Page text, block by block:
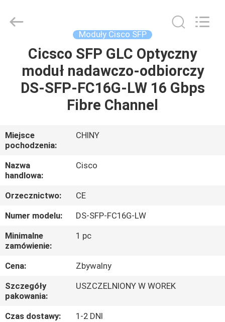
DOMU
PRODUKTY
FILMY
O
NAS
WYCIECZKA
PO
FABRYCE
KONTROLA
JAKOŚCI
Moduły Cisco SFP
Cicsco SFP GLC Optyczny
moduł nadawczo-odbiorczy
DS-SFP-FC16G-LW 16 Gbps
Fibre Channel
Miejsce
pochodzenia:
CHINY
Nazwa
handlowa:
Cisco
Orzecznictwo:
CE
Numer modelu:
DS-SFP-FC16G-LW
Minimalne
zamówienie:
1 pc
Cena:
Zbywalny
Szczegóły
pakowania:
USZCZELNIONY W WOREK
Czas dostawy:
1-2 DNI